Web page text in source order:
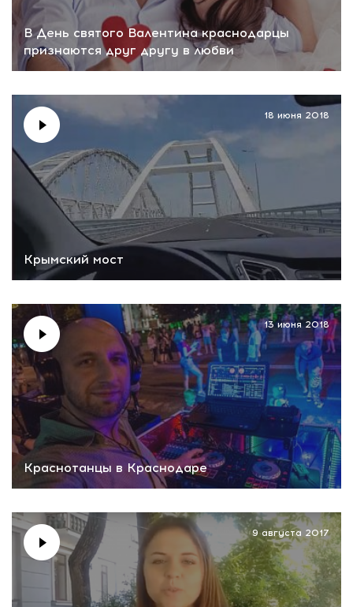
В День святого Валентина краснодарцы
признаются друг другу в любви
Крымский мост
18 июня 2018
Краснотанцы в Краснодаре
13 июня 2018
9 августа 2017